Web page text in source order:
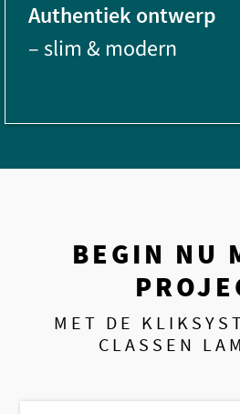
Authentiek ontwerp
– slim & modern
BEGIN NU
MET DE
CLASSEN